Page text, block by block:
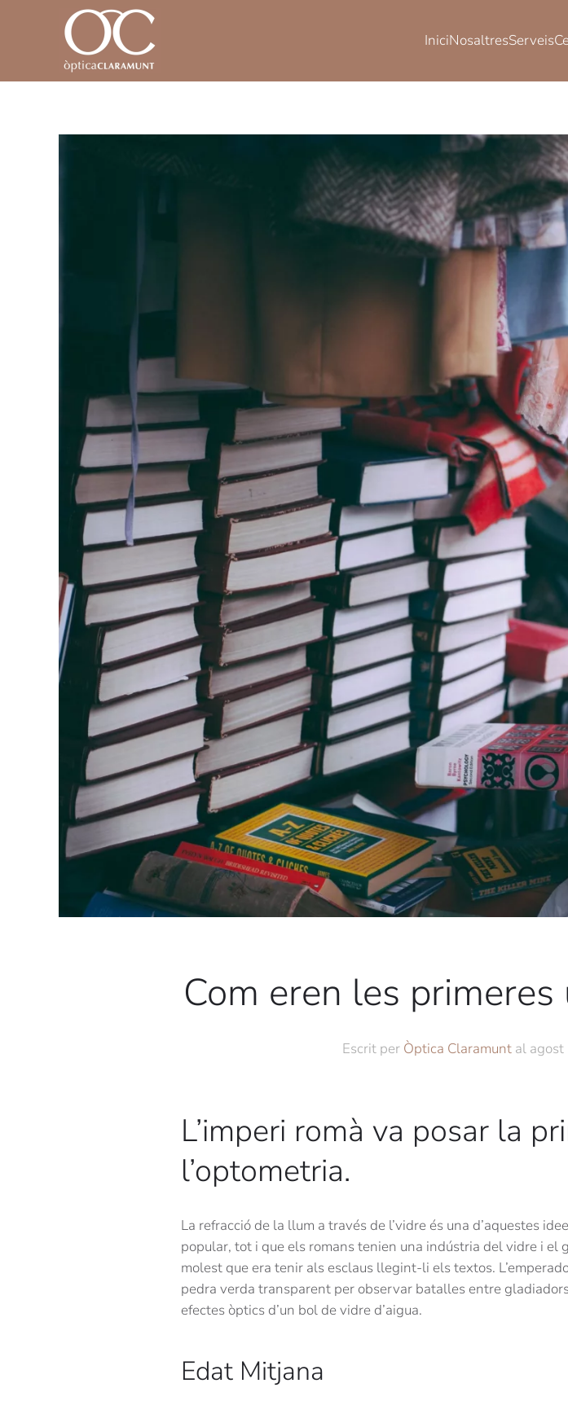
Skip to main content IniciNosaltresServeis
Com eren les
Escrit per Òptica Claramunt al
L’imperi romà va posar la
l’optometria.
La refracció de la llum a través de l’vidre és una d’aquestes
popular, tot i que els romans tenien una indústria del vidre i el
molest que era tenir als esclaus llegint-li els textos.
pedra verda transparent per observar batalles entre
efectes òptics d’un bol de vidre d’aigua.
Edat Mitjana